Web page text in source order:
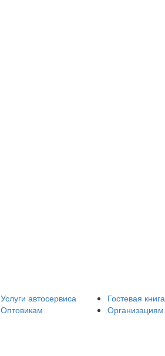
Услуги автосервиса
Гостевая книга
Оптовикам Организациям